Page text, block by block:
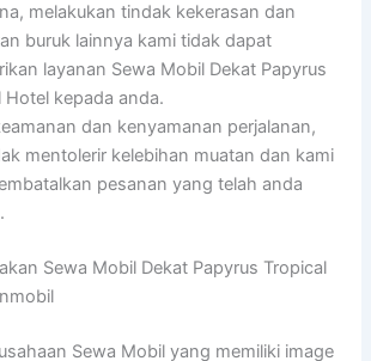
melakukan tindak kekerasan dan
buruk lainnya kami tidak dapat
layanan Sewa Mobil Dekat Papyrus
Hotel kepada anda.
dan kenyamanan perjalanan,
mentolerir kelebihan muatan dan kami
pesanan yang telah anda
Sewa Mobil Dekat Papyrus Tropical
Sewa Mobil yang memiliki image